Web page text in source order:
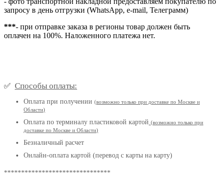
запросу в день отгрузки (WhatsApp, e-mail, Телеграмм)
***- при отправке заказа в регионы товар должен быть
оплачен на 100%. Наложенного платежа нет.
✅ Способы оплаты:
Оплата при получении (возможно только при доставке по Москве и
Области)
Оплата по терминалу пластиковой картой (возможно только при
доставке по Москве и Области)
Безналичный расчет
Онлайн-оплата картой (перевод с карты на карту)
*******************************